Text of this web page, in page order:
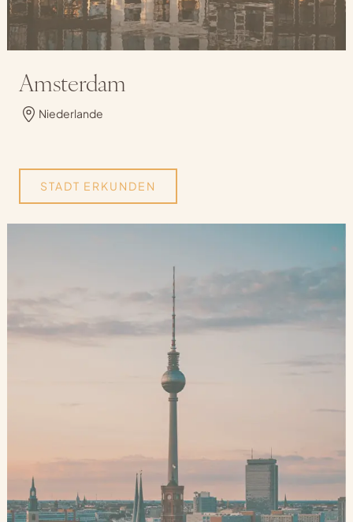
Amsterdam
Niederlande
STADT ERKUNDEN